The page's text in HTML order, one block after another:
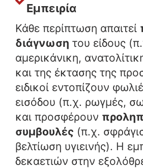
Εμπειρία
Κάθε περίπτωση απαιτεί
διάγνωση του είδους
αμερικάνικη,
και της έκτασης της
ειδικοί εντοπίζουν
εισόδου (π.χ. ρωγμές,
και προσφέρουν
συμβουλές (π.χ.
βελτίωση υγιεινής). Η
δεκαετιών στην